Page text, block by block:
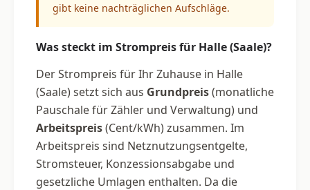
gibt keine nachträglichen Aufschläge.
Was steckt im Strompreis für Halle (Saale)?
Der Strompreis für Ihr Zuhause in Halle
(Saale) setzt sich aus Grundpreis(monatliche
Pauschale für Zähler und Verwaltung) und
Arbeitspreis(Cent/kWh) zusammen. Im
Arbeitspreis sind Netznutzungsentgelte,
Stromsteuer, Konzessionsabgabe und
gesetzliche Umlagen enthalten. Da die